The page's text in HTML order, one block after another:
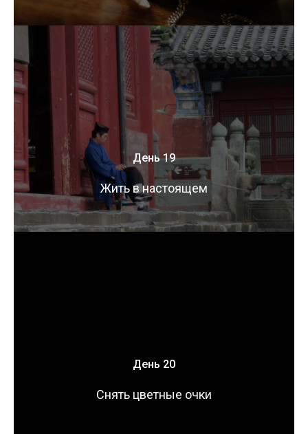
День 19
Жить в настоящем
День 20
Снять цветные очки